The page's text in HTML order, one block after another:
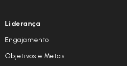
Liderança
Engajamento
Objetivos e Metas